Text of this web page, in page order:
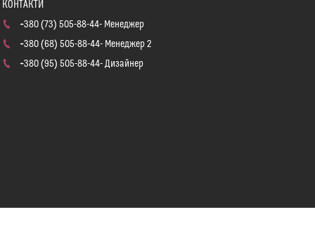
+380 (73) 505-88-44 Менеджер
+380 (68) 505-88-44 Менеджер 2
+380 (95) 505-88-44 Дизайнер